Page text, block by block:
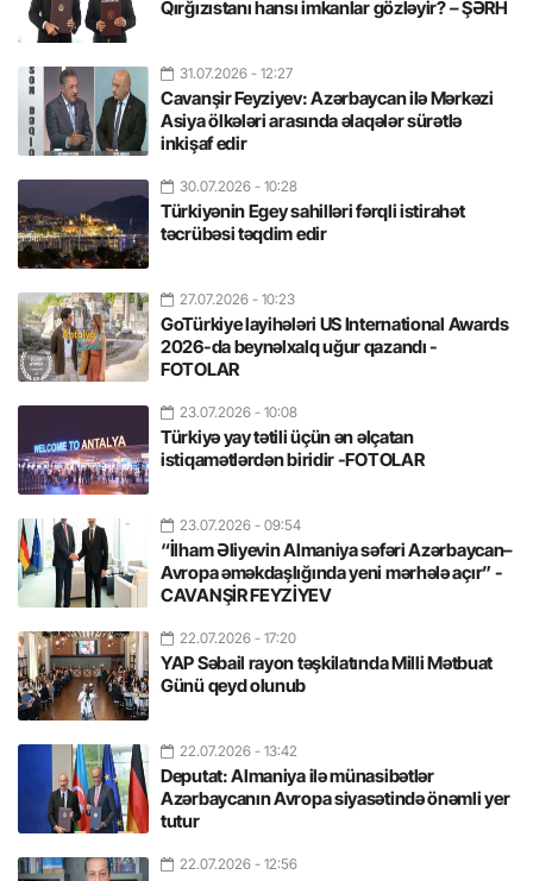
Qırğızıstanı hansı imkanlar gözləyir? – ŞƏRH
31.07.2026 - 12:27
Cavanşir Feyziyev: Azərbaycan ilə Mərkəzi
Asiya ölkələri arasında əlaqələr sürətlə
inkişaf edir
30.07.2026 - 10:28
Türkiyənin Egey sahilləri fərqli istirahət
təcrübəsi təqdim edir
27.07.2026 - 10:23
GoTürkiye layihələri US International Awards
2026-da beynəlxalq uğur qazandı -
FOTOLAR
23.07.2026 - 10:08
Türkiyə yay tətili üçün ən əlçatan
istiqamətlərdən biridir -FOTOLAR
23.07.2026 - 09:54
“İlham Əliyevin Almaniya səfəri Azərbaycan–
Avropa əməkdaşlığında yeni mərhələ açır” -
CAVANŞİR FEYZİYEV
22.07.2026 - 17:20
YAP Səbail rayon təşkilatında Milli Mətbuat
Günü qeyd olunub
22.07.2026 - 13:42
Deputat: Almaniya ilə münasibətlər
Azərbaycanın Avropa siyasətində önəmli yer
tutur
22.07.2026 - 12:56